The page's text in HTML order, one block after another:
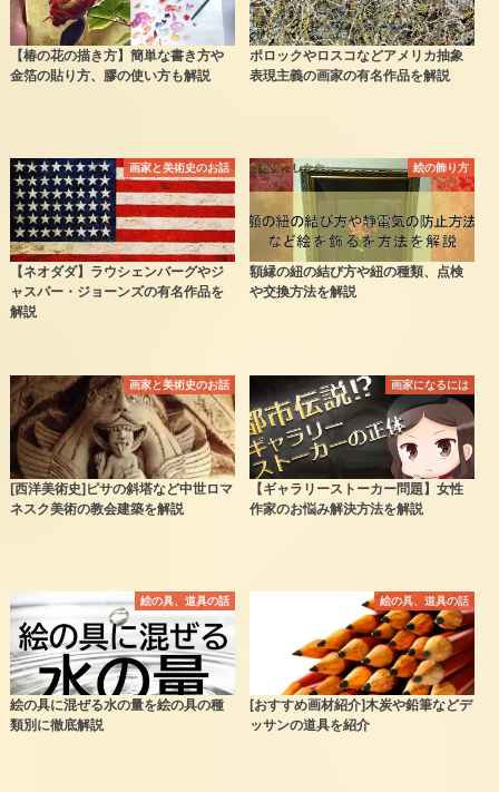
【椿の花の描き方】簡単な書き方や
金箔の貼り方、膠の使い方も解説
ポロックやロスコなどアメリカ抽象
表現主義の画家の有名作品を解説
画家と美術史のお話
【ネオダダ】ラウシェンバーグやジ
ャスパー・ジョーンズの有名作品を
解説
絵の飾り方
額縁の紐の結び方や紐の種類、点検
や交換方法を解説
画家と美術史のお話
[西洋美術史]ピサの斜塔など中世ロマ
ネスク美術の教会建築を解説
画家になるには
【ギャラリーストーカー問題】女性
作家のお悩み解決方法を解説
絵の具、道具の話
絵の具に混ぜる水の量を絵の具の種
類別に徹底解説
絵の具、道具の話
[おすすめ画材紹介]木炭や鉛筆などデ
ッサンの道具を紹介